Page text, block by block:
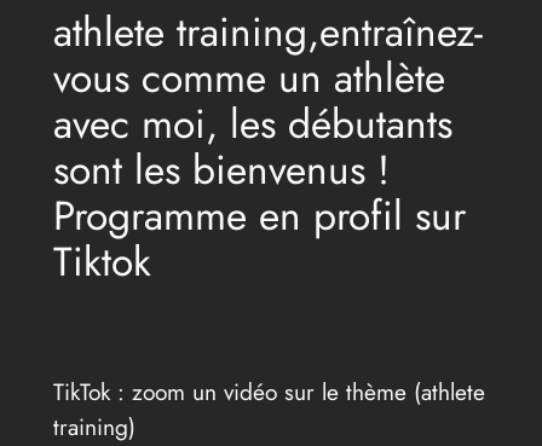
athlete training,entraînez-
vous comme un athlète
avec moi, les débutants
sont les bienvenus !
Programme en profil sur
Tiktok
TikTok : zoom un vidéo sur le thème (athlete
training)